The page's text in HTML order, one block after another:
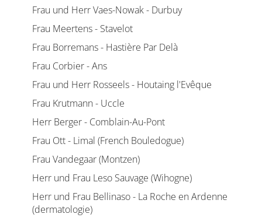
Frau und Herr Vaes-Nowak - Durbuy
Frau Meertens - Stavelot
Frau Borremans - Hastière Par Delà
Frau Corbier - Ans
Frau und Herr Rosseels - Houtaing l'Evêque
Frau Krutmann - Uccle
Herr Berger - Comblain-Au-Pont
Frau Ott - Limal (French Bouledogue)
Frau Vandegaar (Montzen)
Herr und Frau Leso Sauvage (Wihogne)
Herr und Frau Bellinaso - La Roche en Ardenne
(dermatologie)